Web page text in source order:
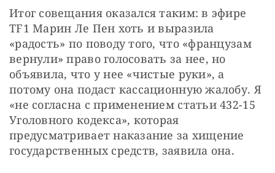
Итог совещания оказался таким: в эфире
TF1 Марин Ле Пен хоть и выразила
«радость» по поводу того, что «французам
вернули» право голосовать за нее, но
объявила, что у нее «чистые руки», а
потому она подаст кассационную жалобу. Я
«не согласна с применением статьи 432-15
Уголовного кодекса», которая
предусматривает наказание за хищение
государственных средств, заявила она.